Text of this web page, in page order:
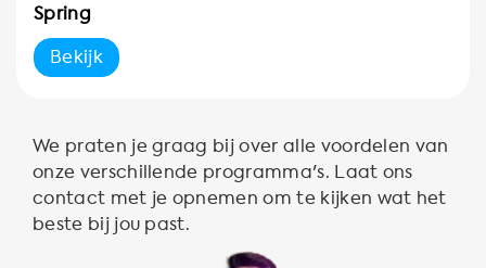
Spring
Bekijk
We praten je graag bij over alle voordelen van
onze verschillende programma's. Laat ons
contact met je opnemen om te kijken wat het
beste bij jou past.